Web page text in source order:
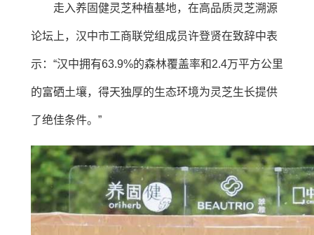
走入养固健灵芝种植基地，在高品质灵芝溯源
论坛上，汉中市工商联党组成员许登贤在致辞中表
示：“汉中拥有63.9%的森林覆盖率和2.4万平方公里
的富硒土壤，得天独厚的生态环境为灵芝生长提供
了绝佳条件。”